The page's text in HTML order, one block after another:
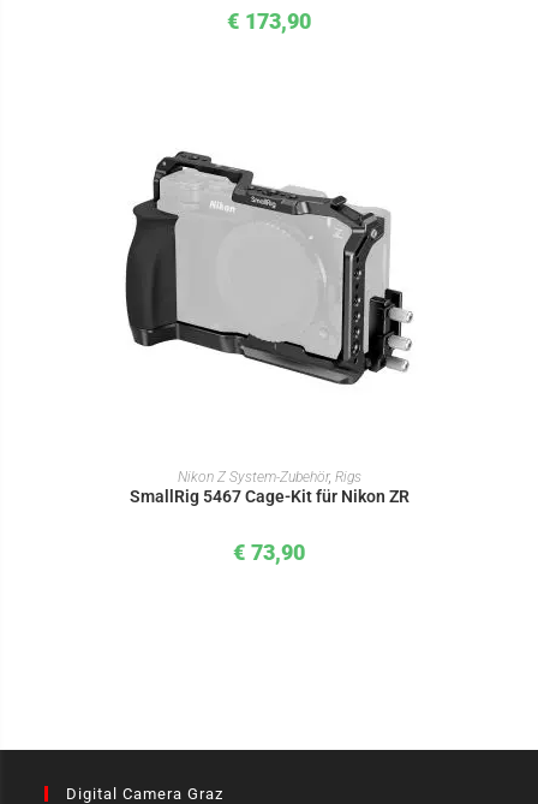
€ 173,90
IN DEN WARENKORB
Nikon Z System-Zubehör, Rigs
SmallRig 5467 Cage-Kit für Nikon ZR
€ 73,90
Digital Camera Graz